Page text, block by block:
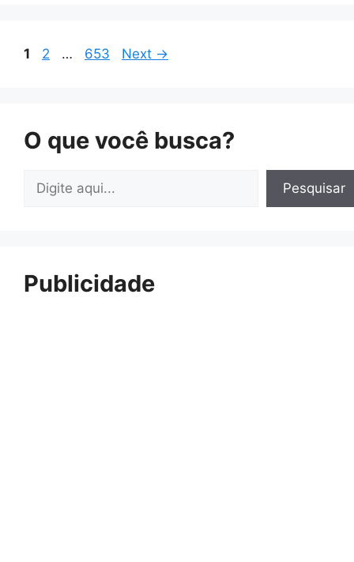
Page
1 Page
2 … Page
653 Next →
O que você busca?
Pesquisar
Pesquisar
Publicidade